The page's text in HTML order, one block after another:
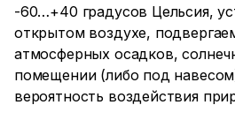
-60…+40 градусов Цельсия,
открытом воздухе,
атмосферных осадков,
помещении (либо под
вероятность воздействия